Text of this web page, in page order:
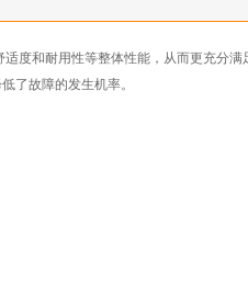
度和耐用性等整体性能，从而更充分
了故障的发生机率。